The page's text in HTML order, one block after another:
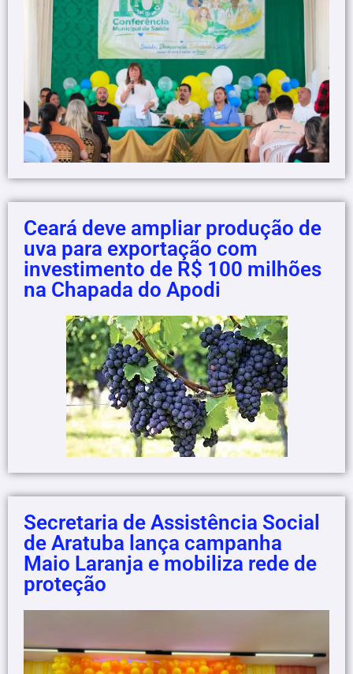
Ceará deve ampliar produção de
uva para exportação com
investimento de R$ 100 milhões
na Chapada do Apodi
Secretaria de Assistência Social
de Aratuba lança campanha
Maio Laranja e mobiliza rede de
proteção